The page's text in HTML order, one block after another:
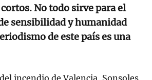
No todo sirve para el
sensibilidad y humanidad
de este país es una
incendio de Valencia, Sonsoles